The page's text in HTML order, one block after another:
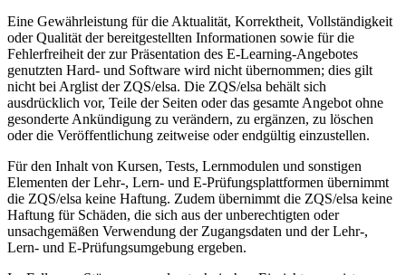
Eine Gewährleistung für die Aktualität, Korrektheit, Vollständigkeit
oder Qualität der bereitgestellten Informationen sowie für die
Fehlerfreiheit der zur Präsentation des E-Learning-Angebotes
genutzten Hard- und Software wird nicht übernommen; dies gilt
nicht bei Arglist der ZQS/elsa. Die ZQS/elsa behält sich
ausdrücklich vor, Teile der Seiten oder das gesamte Angebot ohne
gesonderte Ankündigung zu verändern, zu ergänzen, zu löschen
oder die Veröffentlichung zeitweise oder endgültig einzustellen.
Für den Inhalt von Kursen, Tests, Lernmodulen und sonstigen
Elementen der Lehr-, Lern- und E-Prüfungsplattformen übernimmt
die ZQS/elsa keine Haftung. Zudem übernimmt die ZQS/elsa keine
Haftung für Schäden, die sich aus der unberechtigten oder
unsachgemäßen Verwendung der Zugangsdaten und der Lehr-,
Lern- und E-Prüfungsumgebung ergeben.